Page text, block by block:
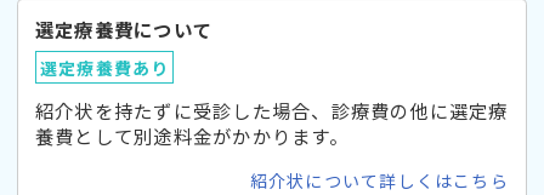
選定療養費について
選定療養費あり
紹介状を持たずに受診した場合、診療費の他に選定療
養費として別途料金がかかります。
紹介状について詳しくはこちら